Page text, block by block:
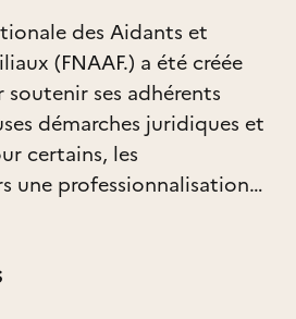
des Aidants et
(FNAAF.) a été créée
ses adhérents
démarches juridiques et
certains, les
une professionnalisation
par les familles, les
familiaux, ces